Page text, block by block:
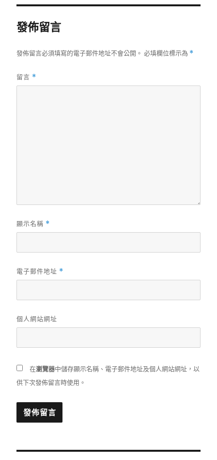
發佈留言
發佈留言必須填寫的電子郵件地址不會公開。 必填欄位標示為 *
留言 *
顯示名稱 *
電子郵件地址 *
個人網站網址
在瀏覽器中儲存顯示名稱、電子郵件地址及個人網站網址，以
供下次發佈留言時使用。